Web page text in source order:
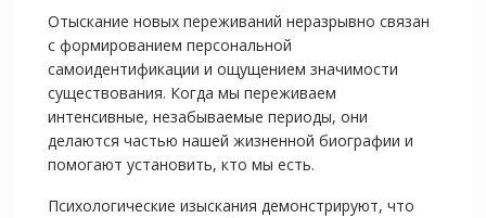
Отыскание новых переживаний неразрывно связан
с формированием персональной
самоидентификации и ощущением значимости
существования. Когда мы переживаем
интенсивные, незабываемые периоды, они
делаются частью нашей жизненной биографии и
помогают установить, кто мы есть.
Психологические изыскания демонстрируют, что